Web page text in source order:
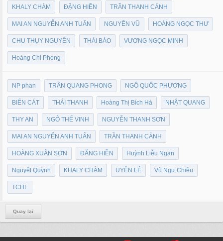
KHALY CHÀM ĐẶNG HIỀN TRẦN THANH CẢNH
MAI AN NGUYỄN ANH TUẤN NGUYÊN VŨ HOÀNG NGỌC THƯ
CHU THỤY NGUYÊN THÁI BẢO VƯƠNG NGỌC MINH
Hoàng Chi Phong
NP phan TRẦN QUANG PHONG NGÔ QUỐC PHƯƠNG
BIỂN CÁT THÁI THANH Hoàng Thị Bích Hà NHẬT QUANG
THY AN NGÔ THẾ VINH NGUYỄN THANH SƠN
MAI AN NGUYỄN ANH TUẤN TRẦN THANH CẢNH
HOÀNG XUÂN SƠN ĐẶNG HIỀN Huỳnh Liễu Ngạn
Nguyệt Quỳnh KHALY CHÀM UYÊN LÊ Vũ Ngự Chiêu
TCHL
Quay lại